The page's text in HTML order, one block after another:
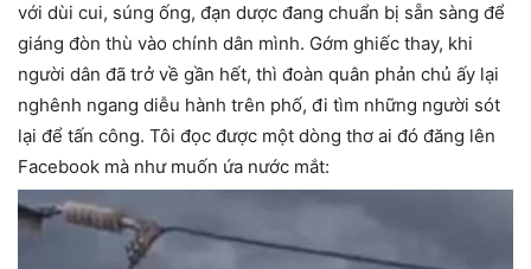
với dùi cui, súng ống, đạn dược đang chuẩn bị sẵn sàng để
giáng đòn thù vào chính dân mình. Gớm ghiếc thay, khi
người dân đã trở về gần hết, thì đoàn quân phản chủ ấy lại
nghênh ngang diễu hành trên phố, đi tìm những người sót
lại để tấn công. Tôi đọc được một dòng thơ ai đó đăng lên
Facebook mà như muốn ứa nước mắt: